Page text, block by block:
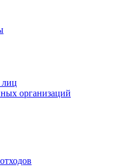
лиц
организаций